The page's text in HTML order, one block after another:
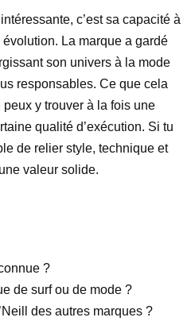
c’est sa capacité à
La marque a gardé
son univers à la mode
responsables. Ce que cela
peux y trouver à la fois une
qualité d’exécution. Si tu
de relier style, technique et
valeur solide.
?
de surf ou de mode ?
des autres marques ?